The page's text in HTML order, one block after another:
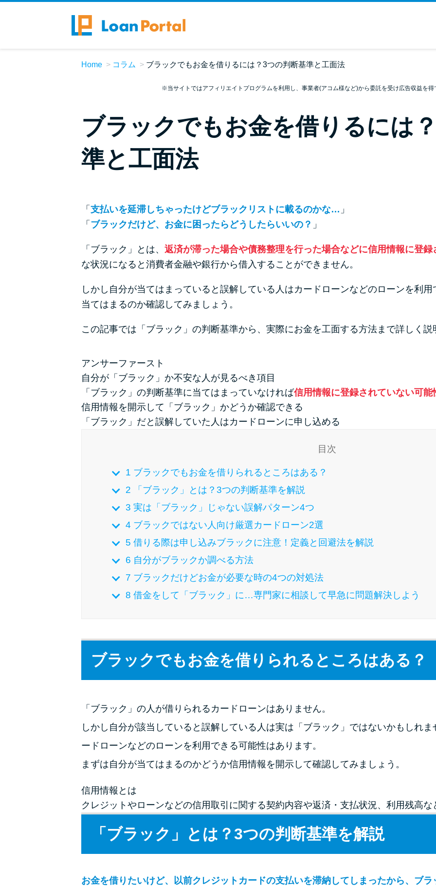
Home コラム ブラックでもお金を借りるには？3つの判断基準と工面法
※当サイトではアフィリエイトプログラムを利用し、事業者(アコム様など)から委託を受け広告収益を得
ブラックでもお金を借りるには
準と工面法
「支払いを延滞しちゃったけどブラックリストに載るのかな… 」
「ブラックだけど、お金に困ったらどうしたらいいの？ 」
「ブラック」とは、 返済が滞った場合や債務整理を行った場合などに信用情報に登録
な状況になると消費者金融や銀行から借入することができません。
しかし自分が当てはまっていると誤解している人はカードローンなどのローンを利
当てはまるのか確認してみましょう。
この記事では「ブラック」の判断基準から、実際にお金を工面する方法まで詳しく説
アンサーファースト
自分が「ブラック」か不安な人が見るべき項目
「ブラック」の判断基準に当てはまっていなければ信用情報に登録されていない可能
信用情報を開示して「ブラック」かどうか確認できる
「ブラック」だと誤解していた人はカードローンに申し込める
目次
1 ブラックでもお金を借りられるところはある？
2 「ブラック」とは？3つの判断基準を解説
3 実は「ブラック」じゃない誤解パターン4つ
4 ブラックではない人向け厳選カードローン2選
5 借りる際は申し込みブラックに注意！定義と回避法を解説
6 自分がブラックか調べる方法
7 ブラックだけどお金が必要な時の4つの対処法
8 借金をして「ブラック」に…専門家に相談して早急に問題解決しよう
ブラックでもお金を借りられるところはある？
「ブラック」の人が借りられるカードローンはありません。
しかし自分が該当していると誤解している人は実は「ブラック」ではないかもしれ
ードローンなどのローンを利用できる可能性はあります。
まずは自分が当てはまるのかどうか信用情報を開示して確認してみましょう。
信用情報とは
クレジットやローンなどの信用取引に関する契約内容や返済・支払状況、利用残高な
「ブラック」とは？3つの判断基準を解説
お金を借りたいけど、以前クレジットカードの支払いを滞納してしまったから、ブ